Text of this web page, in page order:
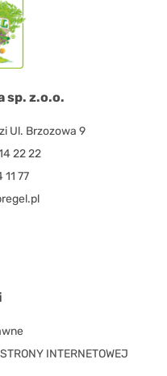
sp. z.o.o.
Ul. Brzozowa 9
22 22
11 77
INTERNETOWEJ